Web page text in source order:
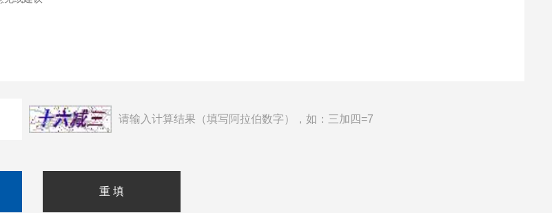
请输入计算结果（填写阿拉伯数字），如：三加四=7